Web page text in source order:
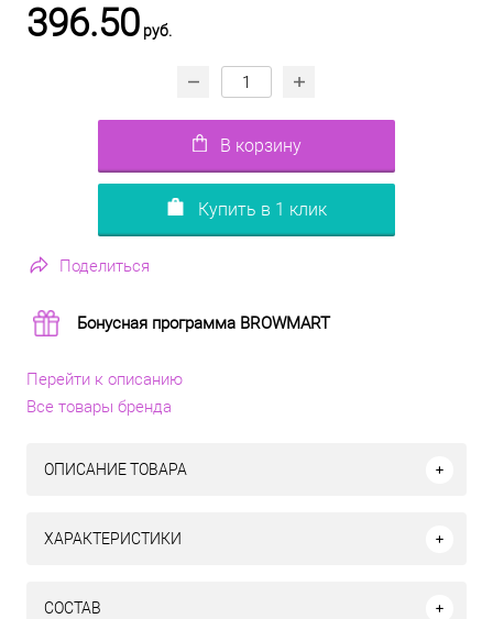
396.50 руб.
В корзину
Купить в 1 клик
Поделиться
Бонусная программа BROWMART
Перейти к описанию
Все товары бренда
ОПИСАНИЕ ТОВАРА
ХАРАКТЕРИСТИКИ
СОСТАВ